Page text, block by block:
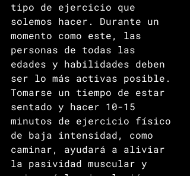
tipo de ejercicio que
solemos hacer. Durante un
momento como este, las
personas de todas las
edades y habilidades deben
ser lo más activas posible.
Tomarse un tiempo de estar
sentado y hacer 10-15
minutos de ejercicio físico
de baja intensidad, como
caminar, ayudará a aliviar
la pasividad muscular y